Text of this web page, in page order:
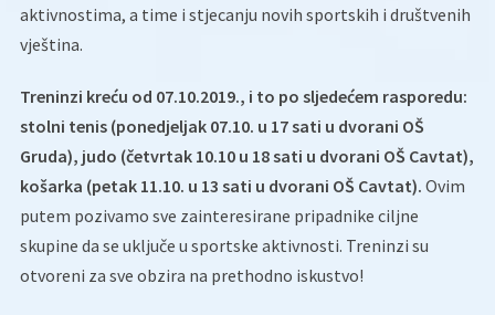
aktivnostima, a time i stjecanju novih sportskih i društvenih
vještina.
Treninzi kreću od 07.10.2019., i to po sljedećem rasporedu:
stolni tenis (ponedjeljak 07.10. u 17 sati u dvorani OŠ
Gruda), judo (četvrtak 10.10 u 18 sati u dvorani OŠ Cavtat),
košarka (petak 11.10. u 13 sati u dvorani OŠ Cavtat). Ovim
putem pozivamo sve zainteresirane pripadnike ciljne
skupine da se uključe u sportske aktivnosti. Treninzi su
otvoreni za sve obzira na prethodno iskustvo!